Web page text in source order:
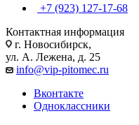
+7 (923) 127-17-68
Контактная информация
г. Новосибирск,
ул. А. Лежена, д. 25
info@vip-pitomec.ru
Вконтакте
Одноклассники